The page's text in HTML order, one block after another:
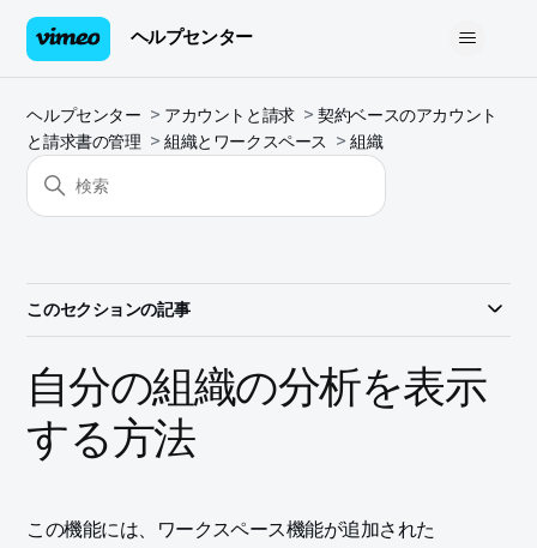
ヘルプセンター
ヘルプセンター アカウントと請求
契約ベースのアカウント
と請求書の管理
組織とワークスペース 組織
このセクションの記事
自分の組織の分析を表示
する方法
この機能には、ワークスペース機能が追加された